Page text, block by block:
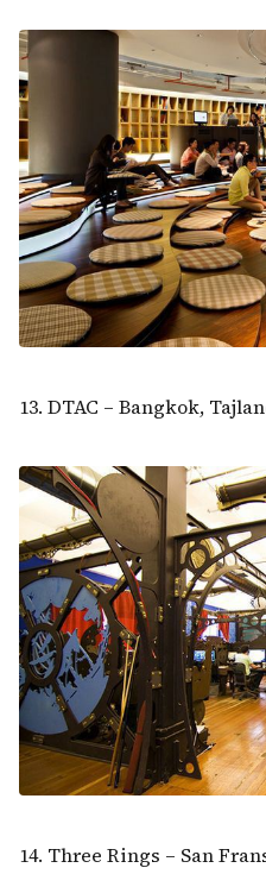
13. DTAC – Bangkok,
14. Three Rings – San